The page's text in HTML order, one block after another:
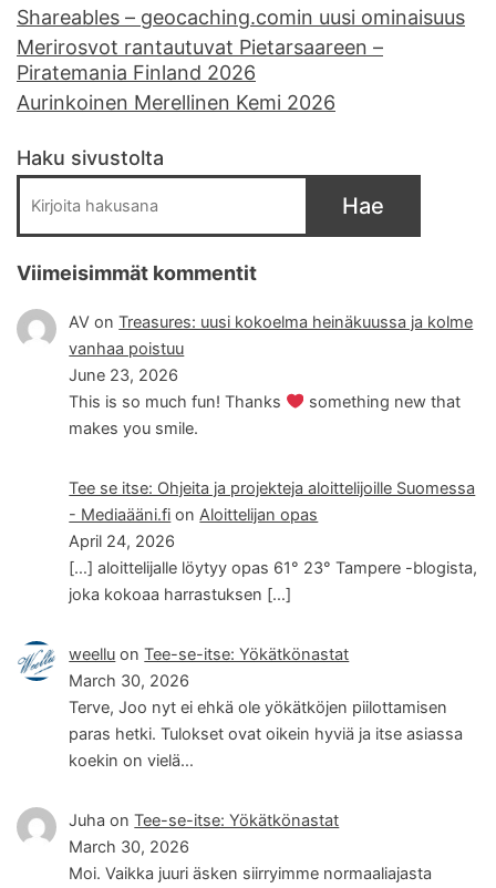
Shareables – geocaching.comin uusi ominaisuus
Merirosvot rantautuvat Pietarsaareen –
Piratemania Finland 2026
Aurinkoinen Merellinen Kemi 2026
Haku sivustolta
Hae
Viimeisimmät kommentit
AV onTreasures: uusi kokoelma heinäkuussa ja kolme
vanhaa poistuu
June 23, 2026
This is so much fun! Thanks
something new that
makes you smile.
Tee se itse: Ohjeita ja projekteja aloittelijoille Suomessa
- Mediaääni.fi onAloittelijan opas
April 24, 2026
[…] aloittelijalle löytyy opas 61° 23° Tampere -blogista,
joka kokoaa harrastuksen […]
weellu onTee-se-itse: Yökätkönastat
March 30, 2026
Terve, Joo nyt ei ehkä ole yökätköjen piilottamisen
paras hetki. Tulokset ovat oikein hyviä ja itse asiassa
koekin on vielä…
Juha onTee-se-itse: Yökätkönastat
March 30, 2026
Moi. Vaikka juuri äsken siirryimme normaaliajasta